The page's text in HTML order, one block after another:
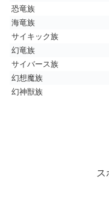
恐竜族
海竜族
サイキック族
幻竜族
サイバース族
幻想魔族
幻神獣族
ス